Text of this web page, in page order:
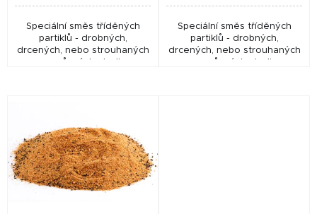
Speciální směs tříděných
partiklů - drobných,
drcených, nebo strouhaných
semen různých plodin - a
Speciální směs tříděných
partiklů - drobných,
drcených, nebo strouhaných
semen různých plodin - a